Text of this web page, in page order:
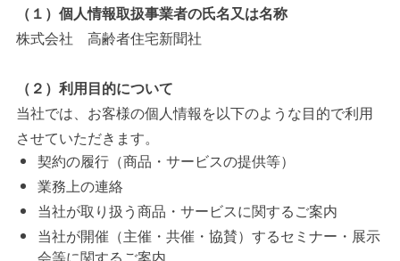
（１）個人情報取扱事業者の氏名又は名称
株式会社 高齢者住宅新聞社
（２）利用目的について
当社では、お客様の個人情報を以下のような目的で利用
させていただきます。
契約の履行（商品・サービスの提供等）
業務上の連絡
当社が取り扱う商品・サービスに関するご案内
当社が開催（主催・共催・協賛）するセミナー・展示